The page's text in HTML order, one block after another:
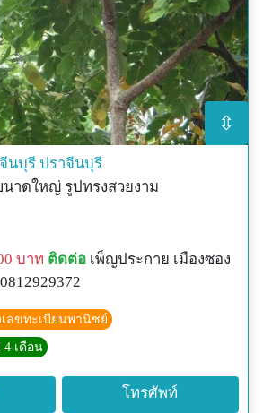
⇳
นบุรี ปราจีนบุรี
าดใหญ่ รูปทรงสวยงาม
บาท ติดต่อ เพ็ญประกาย เมืองซอง
ลขทะเบียนพานิชย์
4 เดือน
โทรศัพท์